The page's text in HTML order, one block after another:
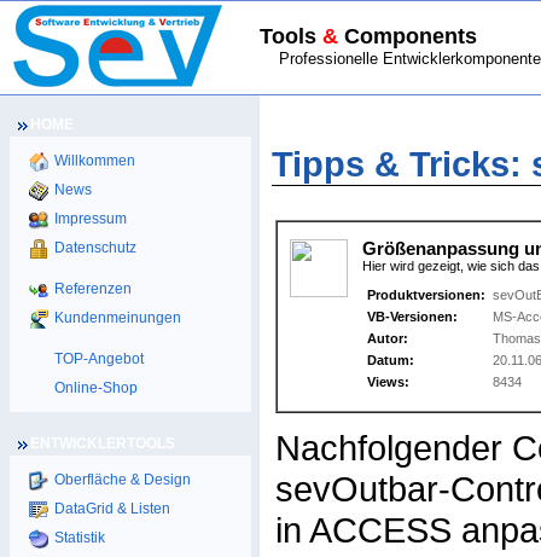
Tools & Components
Professionelle
Willkommen
News
Impressum
Datenschutz
Referenzen
Kundenmeinungen
TOP-Angebot
Online-Shop
Oberfläche & Design
DataGrid & Listen
Statistik
Tipps & Tricks:
Größenanpassung
Hier wird gezeigt, wie sich
Produktversionen:
VB-Versionen:
MS-
Autor:
Datum:
20.11.06
Views:
8434
Nachfolgender
sevOutbar-
in ACCESS